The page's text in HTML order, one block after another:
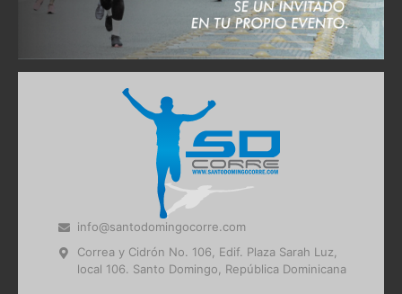
info@santodomingocorre.com
Correa y Cidrón No. 106, Edif. Plaza Sarah Luz,
local 106. Santo Domingo, República Dominicana